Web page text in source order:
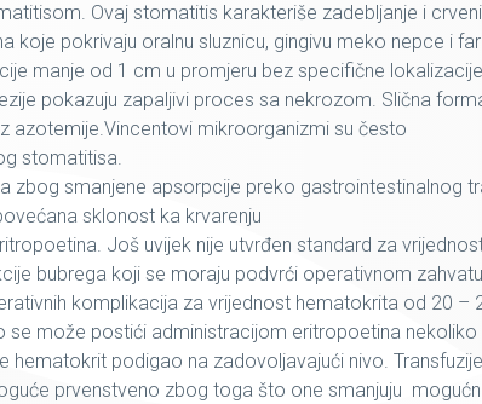
Ovaj stomatitis karakteriše zadebljanje i
koje pokrivaju oralnu sluznicu, gingivu meko nepce i
manje od 1 cm u promjeru bez specifične
pokazuju zapaljivi proces sa nekrozom. Slična
azotemije.Vincentovi mikroorganizmi su često
stomatitisa.
zbog smanjene apsorpcije preko gastrointestinalnog
sklonost ka krvarenju
Još uvijek nije utvrđen standard za
bubrega koji se moraju podvrći operativnom
komplikacija za vrijednost hematokrita od 20 –
se može postići administracijom eritropoetina nekoliko
podigao na zadovoljavajući nivo. Transfuzije
prvenstveno zbog toga što one smanjuju